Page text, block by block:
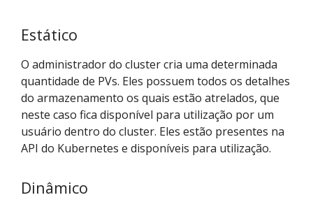
Estático
O administrador do cluster cria uma determinada
quantidade de PVs. Eles possuem todos os detalhes
do armazenamento os quais estão atrelados, que
neste caso fica disponível para utilização por um
usuário dentro do cluster. Eles estão presentes na
API do Kubernetes e disponíveis para utilização.
Dinâmico